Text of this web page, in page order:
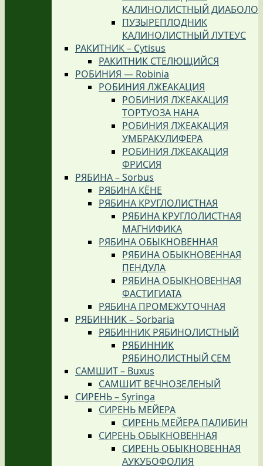
КАЛИНОЛИСТНЫЙ ДИАБОЛО
ПУЗЫРЕПЛОДНИК
КАЛИНОЛИСТНЫЙ ЛУТЕУС
РАКИТНИК – Cytisus
РАКИТНИК СТЕЛЮЩИЙСЯ
РОБИНИЯ — Robinia
РОБИНИЯ ЛЖЕАКАЦИЯ
РОБИНИЯ ЛЖЕАКАЦИЯ
ТОРТУОЗА НАНА
РОБИНИЯ ЛЖЕАКАЦИЯ
УМБРАКУЛИФЕРА
РОБИНИЯ ЛЖЕАКАЦИЯ
ФРИСИЯ
РЯБИНА – Sorbus
РЯБИНА КЁНЕ
РЯБИНА КРУГЛОЛИСТНАЯ
РЯБИНА КРУГЛОЛИСТНАЯ
МАГНИФИКА
РЯБИНА ОБЫКНОВЕННАЯ
РЯБИНА ОБЫКНОВЕННАЯ
ПЕНДУЛА
РЯБИНА ОБЫКНОВЕННАЯ
ФАСТИГИАТА
РЯБИНА ПРОМЕЖУТОЧНАЯ
РЯБИННИК – Sorbaria
РЯБИННИК РЯБИНОЛИСТНЫЙ
РЯБИННИК
РЯБИНОЛИСТНЫЙ СЕМ
САМШИТ – Buxus
САМШИТ ВЕЧНОЗЕЛЕНЫЙ
СИРЕНЬ – Syringa
СИРЕНЬ МЕЙЕРА
СИРЕНЬ МЕЙЕРА ПАЛИБИН
СИРЕНЬ ОБЫКНОВЕННАЯ
СИРЕНЬ ОБЫКНОВЕННАЯ
АУКУБОФОЛИЯ